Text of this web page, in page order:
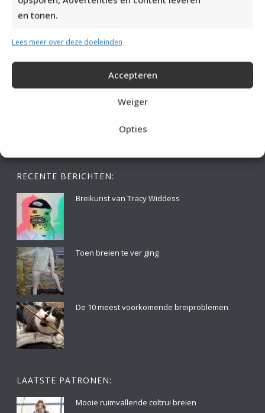
en tonen.
Lees meer over deze doeleinden
Accepteren
Weiger
Opties
RECENTE BERICHTEN:
Breikunst van Tracy Widdess
Toen breien te ver ging
De 10 meest voorkomende breiproblemen
LAATSTE PATRONEN:
Mooie ruimvallende coltrui breien